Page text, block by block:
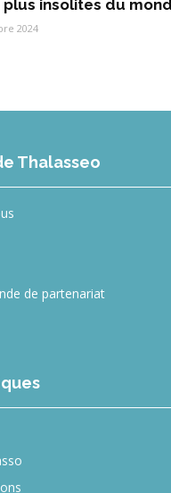
plus insolites du
2024
Thalasseo
de partenariat